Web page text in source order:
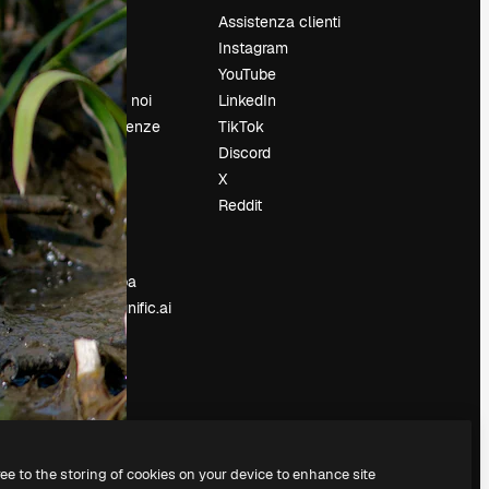
Prezzi
Chi siamo
Recensioni
Lavora con noi
Cerca tendenze
Blog
Eventi
Slidesgo
Vendi i tuoi
contenuti
Sala stampa
Cerchi magnific.ai
Assistenza clienti
Instagram
YouTube
LinkedIn
TikTok
Discord
X
Reddit
to the storing of cookies on your device to enhance site